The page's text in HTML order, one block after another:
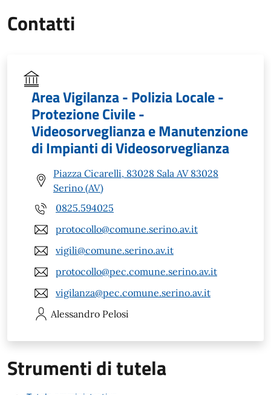
Contatti
Area Vigilanza - Polizia Locale -
Protezione Civile -
Videosorveglianza e Manutenzione
di Impianti di Videosorveglianza
Piazza Cicarelli, 83028 Sala AV 83028
Serino (AV)
0825.594025
protocollo@comune.serino.av.it
vigili@comune.serino.av.it
protocollo@pec.comune.serino.av.it
vigilanza@pec.comune.serino.av.it
Alessandro Pelosi
Strumenti di tutela